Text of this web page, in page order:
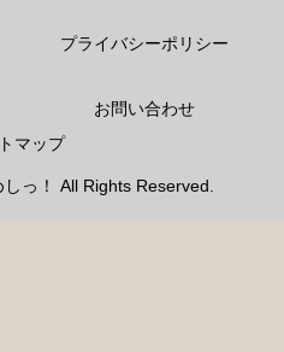
プライバシーポリシー
お問い合わせ
マップ
っ！ All Rights Reserved.